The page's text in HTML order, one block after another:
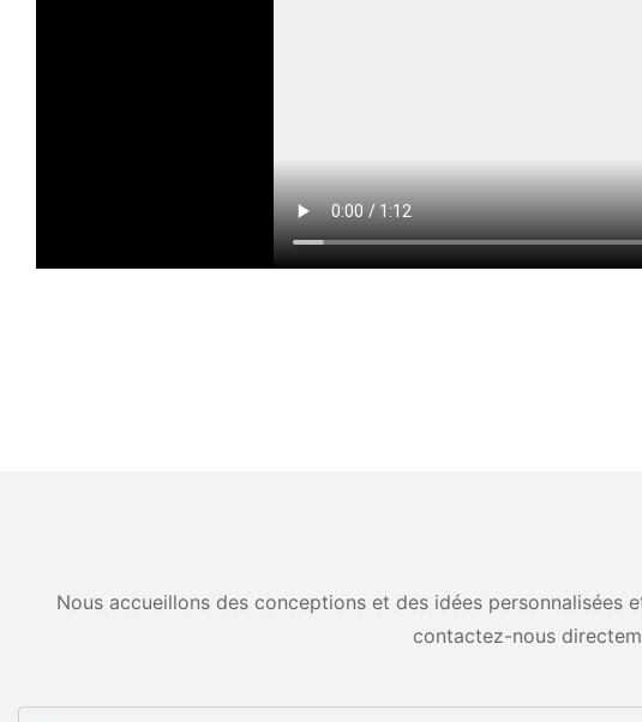
Nous accueillons des conceptions et des idées
contactez-nous